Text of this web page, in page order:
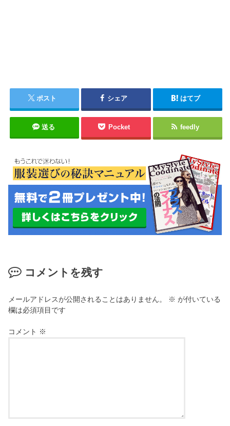
ポスト シェア はてブ
送る Pocket feedly
コメントを残す
メールアドレスが公開されることはありません。 ※ が付いている
欄は必須項目です
コメント ※